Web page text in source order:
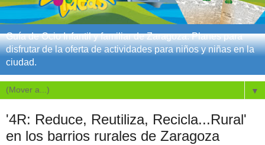
Guía de Ocio Infantil y familiar de Zaragoza. Planes para
disfrutar de la oferta de actividades para niños y niñas en la
ciudad.
▼
'4R: Reduce, Reutiliza, Recicla...Rural'
en los barrios rurales de Zaragoza